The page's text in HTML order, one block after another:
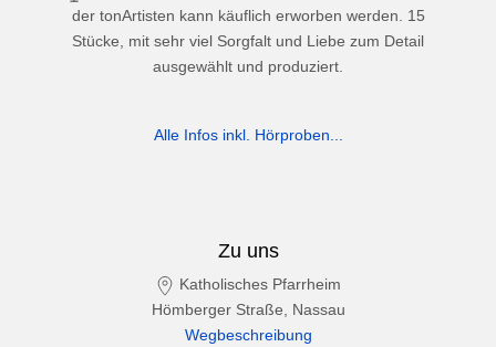
der tonArtisten kann käuflich erworben werden. 15
Stücke, mit sehr viel Sorgfalt und Liebe zum Detail
ausgewählt und produziert.
Alle Infos inkl. Hörproben...
Zu uns
Katholisches Pfarrheim
Hömberger Straße, Nassau
Wegbeschreibung